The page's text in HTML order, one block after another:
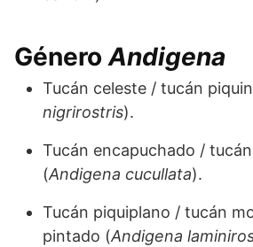
GéneroAndigena
Tucán celeste / tucán
nigrirostris).
Tucán encapuchado /
(Andigena cucullata).
Tucán piquiplano / tucán
pintado (Andigena